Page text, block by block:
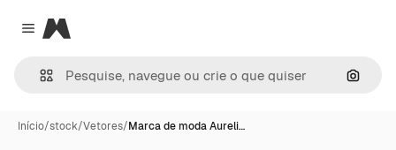
Close menu
Magnific
Início/stock/Vetores/Marca de moda Aureli…